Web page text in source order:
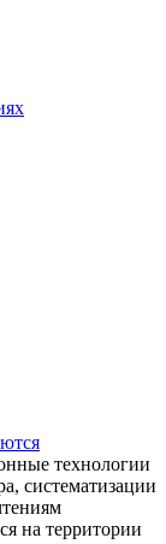
технологии
систематизации
на территории